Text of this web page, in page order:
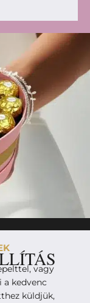
vagy
a kedvenc
küldjük,